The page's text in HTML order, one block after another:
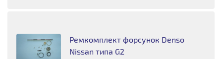
Ремкомплект форсунок Denso
Nissan типа G2